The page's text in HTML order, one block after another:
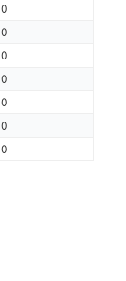
0
0
0
0
0
0
0